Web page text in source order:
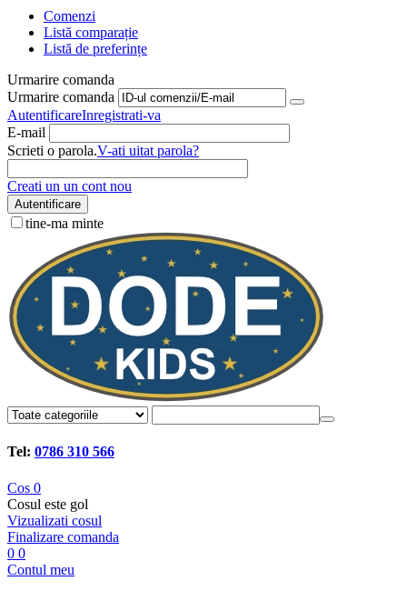
Comenzi
Listă comparație
Listă de preferințe
Urmarire comanda
Urmarire comanda
AutentificareInregistrati-va
E-mail
Scrieti o parola.V-ati uitat parola?
Creati un un cont nou
Autentificare
tine-ma minte
Tel: 0786 310 566
Cos 0
Cosul este gol
Vizualizati cosul
Finalizare comanda
0 0
Contul meu